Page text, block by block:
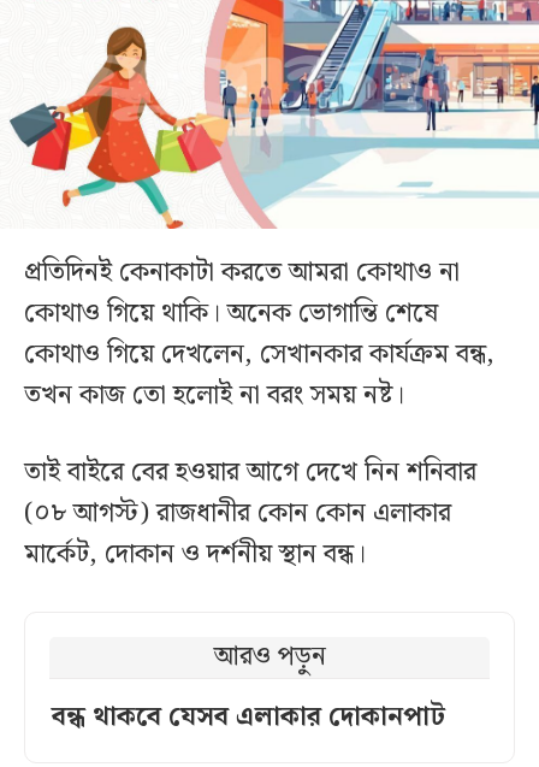
প্রতিদিনই কেনাকাটা করতে আমরা কোথাও না
কোথাও গিয়ে থাকি। অনেক ভোগান্তি শেষে
কোথাও গিয়ে দেখলেন, সেখানকার কার্যক্রম বন্ধ,
তখন কাজ তো হলোই না বরং সময় নষ্ট।
তাই বাইরে বের হওয়ার আগে দেখে নিন শনিবার
(০৮ আগস্ট) রাজধানীর কোন কোন এলাকার
মার্কেট, দোকান ও দর্শনীয় স্থান বন্ধ।
আরও পড়ুন
বন্ধ থাকবে যেসব এলাকার দোকানপাট